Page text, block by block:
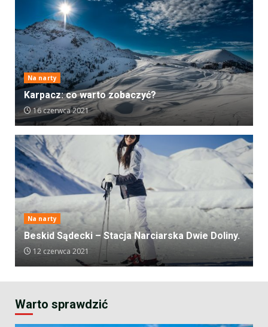
Na narty
Karpacz: co warto zobaczyć?
16 czerwca 2021
Na narty
Beskid Sądecki – Stacja Narciarska Dwie Doliny.
12 czerwca 2021
Warto sprawdzić